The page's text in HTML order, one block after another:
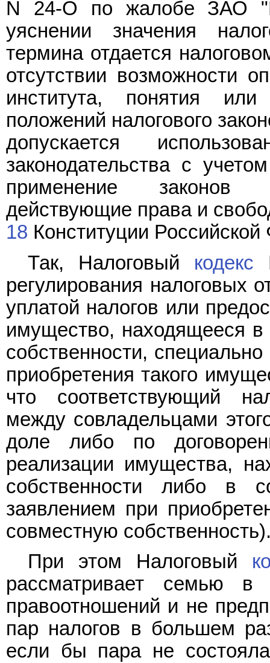
N 24-О по жалобе ЗАО
уяснении значения
термина отдается
отсутствии возможности
института, понятия
положений налогового
допускается
законодательства с
применение законов
действующие права и
18 Конституции
Так, Налоговый кодекс
регулирования налоговых
уплатой налогов или
имущество, находящееся
собственности,
приобретения такого
что соответствующий
между совладельцами
доле либо по
реализации имущества,
собственности либо в
заявлением при
совместную
При этом Налоговый
рассматривает семью в
правоотношений и не
пар налогов в большем
если бы пара не